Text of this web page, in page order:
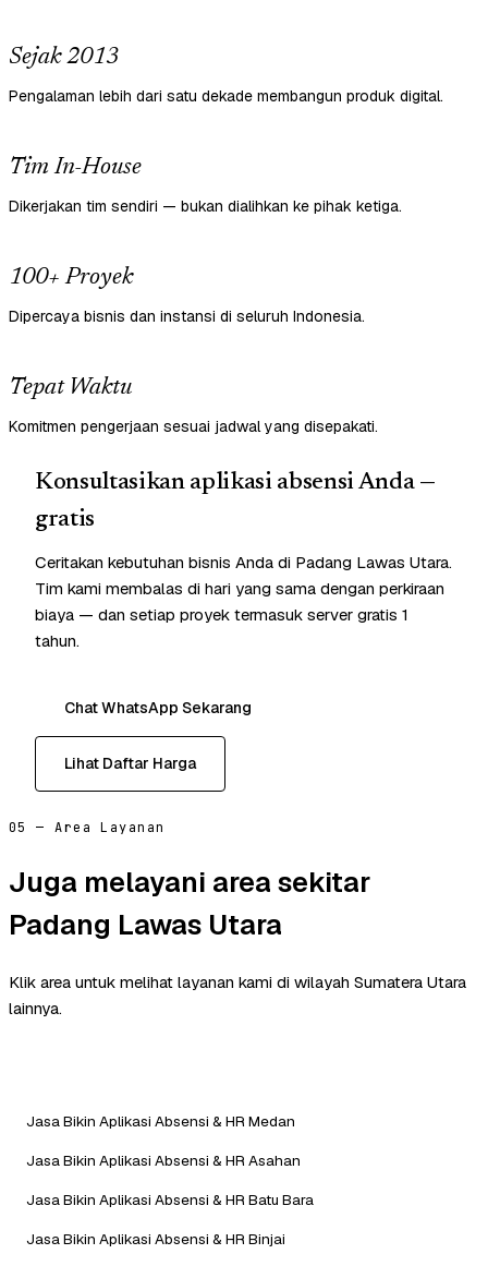
Sejak 2013
Pengalaman lebih dari satu dekade membangun produk digital.
Tim In-House
Dikerjakan tim sendiri — bukan dialihkan ke pihak ketiga.
100+ Proyek
Dipercaya bisnis dan instansi di seluruh Indonesia.
Tepat Waktu
Komitmen pengerjaan sesuai jadwal yang disepakati.
Konsultasikan aplikasi absensi Anda —
gratis
Ceritakan kebutuhan bisnis Anda di Padang Lawas Utara.
Tim kami membalas di hari yang sama dengan perkiraan
biaya — dan setiap proyek termasuk server gratis 1
tahun.
Chat WhatsApp Sekarang
Lihat Daftar Harga
05 — Area Layanan
Juga melayani area sekitar
Padang Lawas Utara
Klik area untuk melihat layanan kami di wilayah Sumatera Utara
lainnya.
Jasa Bikin Aplikasi Absensi & HR Medan
Jasa Bikin Aplikasi Absensi & HR Asahan
Jasa Bikin Aplikasi Absensi & HR Batu Bara
Jasa Bikin Aplikasi Absensi & HR Binjai